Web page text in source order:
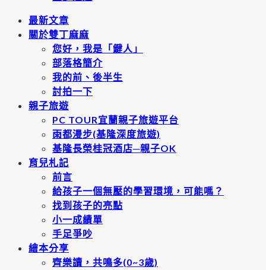
最新文章
關於雙丁麻麻
您好，我是「鍵人」
部落格簡介
我的前、後半生
討拍一下
親子旅遊
PC TOUR宜蘭親子旅遊平台
雨都漫步(基隆深度旅遊)
基隆長榮桂冠酒店─親子OK
育兒札記
前言
給孩子一個無壓的學習環境，可能嗎？
找到孩子的亮點
小一成績單
手足爭吵
繪本分享
齊樂讀，共鳴多(0~3歲)